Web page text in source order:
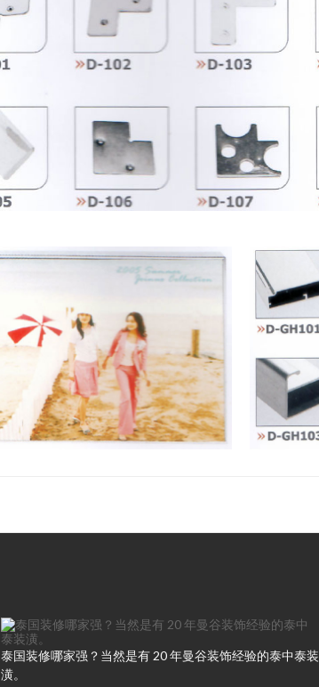
泰国装修哪家强？当然是有 20 年曼谷装饰经验的泰中泰装
潢。